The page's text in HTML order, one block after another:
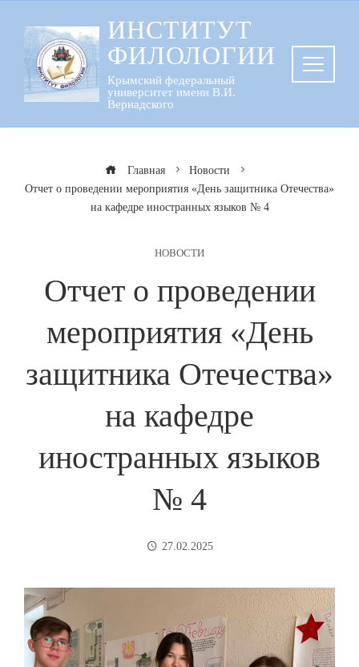
содержанию
ИНСТИТУТ
ФИЛОЛОГИИ
Крымский федеральный
университет имени В.И.
Вернадского
Главная
Новости
Отчет о проведении мероприятия «День защитника Отечества»
на кафедре иностранных языков № 4
НОВОСТИ
Отчет о проведении
мероприятия «День
защитника Отечества»
на кафедре
иностранных языков
№ 4
27.02.2025